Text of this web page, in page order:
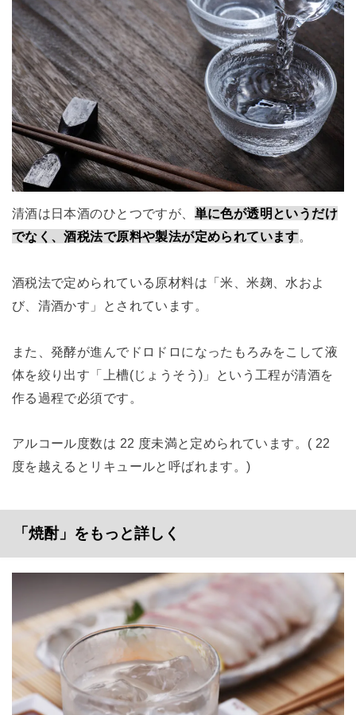
清酒は日本酒のひとつですが、 単に色が透明というだけ
でなく、酒税法で原料や製法が定められています。
酒税法で定められている原材料は「米、米麹、水およ
び、清酒かす」とされています。
また、発酵が進んでドロドロになったもろみをこして液
体を絞り出す「上槽(じょうそう)」という工程が清酒を
作る過程で必須です。
アルコール度数は 22 度未満と定められています。( 22
度を越えるとリキュールと呼ばれます。)
「焼酎」をもっと詳しく